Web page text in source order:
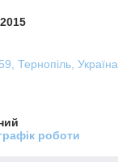
Тернопіль, Україна
роботи